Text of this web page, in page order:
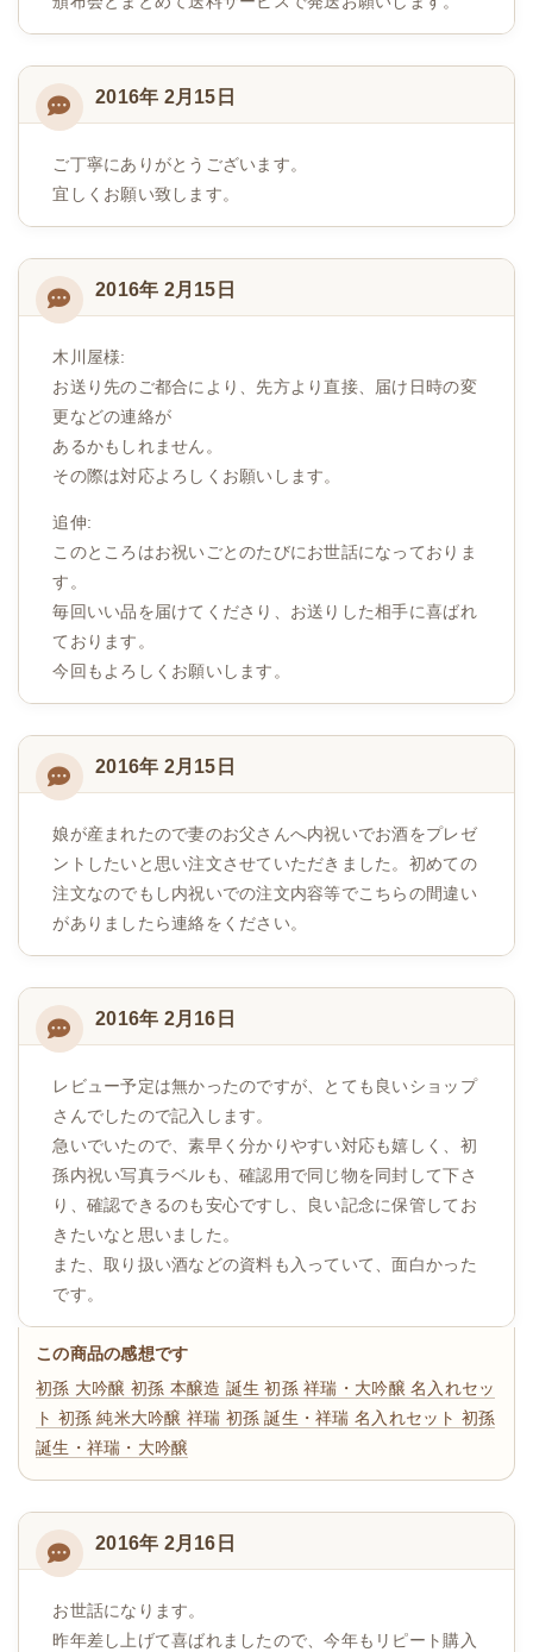
2016年 2月15日
ご丁寧にありがとうございます。
宜しくお願い致します。
2016年 2月15日
木川屋様:
お送り先のご都合により、先方より直接、届け日時の変
更などの連絡が
あるかもしれません。
その際は対応よろしくお願いします。
追伸:
このところはお祝いごとのたびにお世話になっておりま
す。
毎回いい品を届けてくださり、お送りした相手に喜ばれ
ております。
今回もよろしくお願いします。
2016年 2月15日
娘が産まれたので妻のお父さんへ内祝いでお酒をプレゼ
ントしたいと思い注文させていただきました。初めての
注文なのでもし内祝いでの注文内容等でこちらの間違い
がありましたら連絡をください。
2016年 2月16日
レビュー予定は無かったのですが、とても良いショップ
さんでしたので記入します。
急いでいたので、素早く分かりやすい対応も嬉しく、初
孫内祝い写真ラベルも、確認用で同じ物を同封して下さ
り、確認できるのも安心ですし、良い記念に保管してお
きたいなと思いました。
また、取り扱い酒などの資料も入っていて、面白かった
です。
この商品の感想です
初孫 大吟醸 初孫 本醸造 誕生初孫 祥瑞・大吟醸 名入れセッ
ト 初孫 純米大吟醸 祥瑞 初孫 誕生・祥瑞 名入れセット 初孫
誕生・祥瑞・大吟醸
2016年 2月16日
お世話になります。
昨年差し上げて喜ばれましたので、今年もリピート購入